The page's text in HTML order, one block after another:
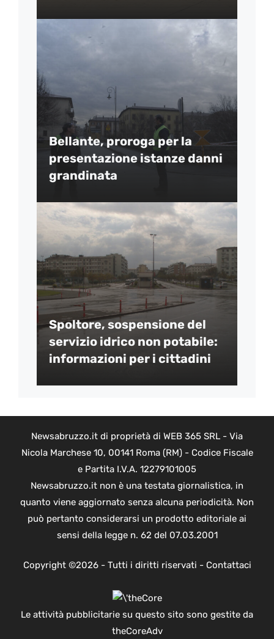
Bellante, proroga per la
presentazione istanze danni
grandinata
Spoltore, sospensione del
servizio idrico non potabile:
informazioni per i cittadini
Newsabruzzo.it di proprietà di WEB 365 SRL - Via
Nicola Marchese 10, 00141 Roma (RM) - Codice Fiscale
e Partita I.V.A. 12279101005
Newsabruzzo.it non è una testata giornalistica, in
quanto viene aggiornato senza alcuna periodicità. Non
può pertanto considerarsi un prodotto editoriale ai
sensi della legge n. 62 del 07.03.2001
Copyright ©2026 - Tutti i diritti riservati - Contattaci
Le attività pubblicitarie su questo sito sono gestite da
theCoreAdv